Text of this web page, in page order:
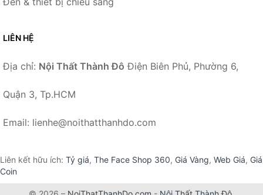
LIÊN HỆ
Địa chỉ: Nội Thất Thành Đô Điện Biên Phủ, Phường 6,
Quận 3, Tp.HCM
Email: lienhe@noithatthanhdo.com
Liên kết hữu ích: Tỷ giá, The Face Shop 360, Giá Vàng, Web Giá, Giá
Coin